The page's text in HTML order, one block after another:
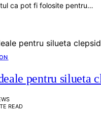
ca pot fi folosite pentru…
pentru silueta
READ